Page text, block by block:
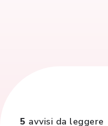
5 avvisi da leggere